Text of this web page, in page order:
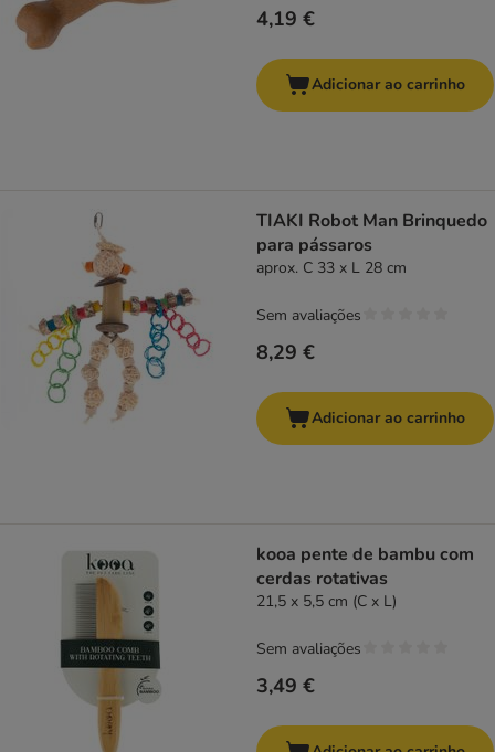
4,19 €
Adicionar ao carrinho
TIAKI Robot Man Brinquedo
para pássaros
aprox. C 33 x L 28 cm
8,29 €
Sem avaliações
Adicionar ao carrinho
kooa pente de bambu com
cerdas rotativas
21,5 x 5,5 cm (C x L)
3,49 €
Sem avaliações